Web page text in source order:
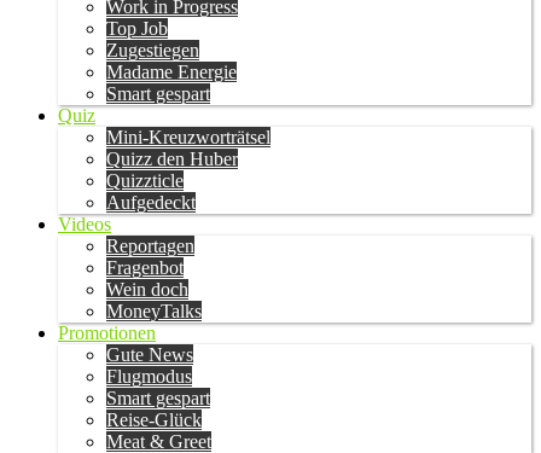
Work in Progress
Top Job
Zugestiegen
Madame Energie
Smart gespart
Quiz
Mini-Kreuzworträtsel
Quizz den Huber
Quizzticle
Aufgedeckt
Videos
Reportagen
Fragenbot
Wein doch
MoneyTalks
Promotionen
Gute News
Flugmodus
Smart gespart
Reise-Glück
Meat & Greet